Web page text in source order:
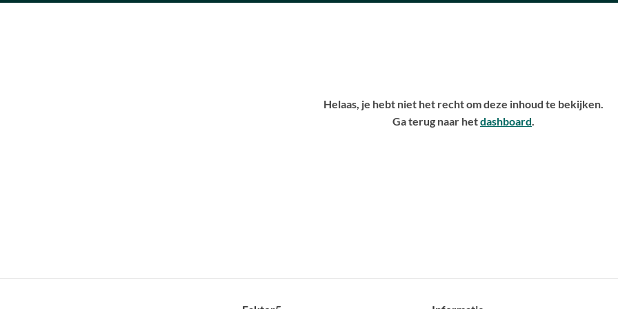
Helaas, je hebt niet het recht om deze inhoud te bekijken.
Ga terug naar hetdashboard.